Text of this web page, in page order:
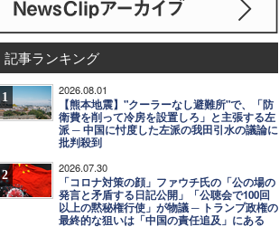
記事ランキング
1 2026.08.01
【熊本地震】"クーラーなし避難所"で、「防
衛費を削って冷房を設置しろ」と主張する左
派 ─ 中国に忖度した左派の我田引水の議論に
批判殺到
2 2026.07.30
「コロナ対策の顔」ファウチ氏の「公の場の
発言と矛盾する日記公開」「公聴会で100回
以上の黙秘権行使」が物議 ─ トランプ政権の
最終的な狙いは「中国の責任追及」にある